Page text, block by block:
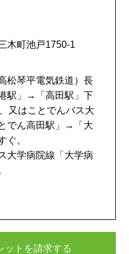
木町池戸1750-1
松琴平電気鉄道）長
駅」→「高田駅」下
又はことでんバス大
でん高田駅」→「大
ぐ。
大学病院線「大学病
ットを請求する